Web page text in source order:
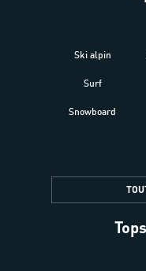
Ski alpin
Surf
Snowboard